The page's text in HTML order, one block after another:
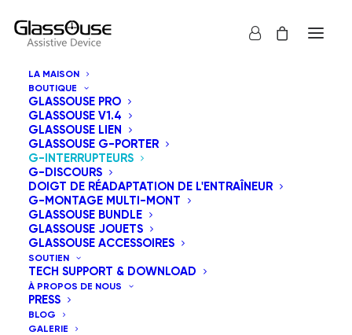
LA MAISON
BOUTIQUE
GLASSOUSE PRO
GLASSOUSE V1.4
GLASSOUSE LIEN
GLASSOUSE G-PORTER
G-INTERRUPTEURS
G-DISCOURS
DOIGT DE RÉADAPTATION DE L'ENTRAÎNEUR
G-MONTAGE MULTI-MONT
GLASSOUSE BUNDLE
GLASSOUSE JOUETS
GLASSOUSE ACCESSOIRES
SOUTIEN
TECH SUPPORT & DOWNLOAD
À PROPOS DE NOUS
PRESS
BLOG
GALERIE